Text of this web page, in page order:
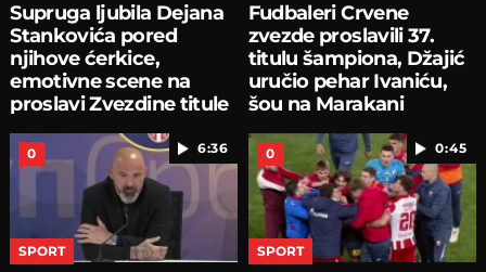
Supruga ljubila Dejana
Stankovića pored
njihove ćerkice,
emotivne scene na
proslavi Zvezdine titule
Fudbaleri Crvene
zvezde proslavili 37.
titulu šampiona, Džajić
uručio pehar Ivaniću,
šou na Marakani
6:36
0
SPORT
0:45
0
SPORT